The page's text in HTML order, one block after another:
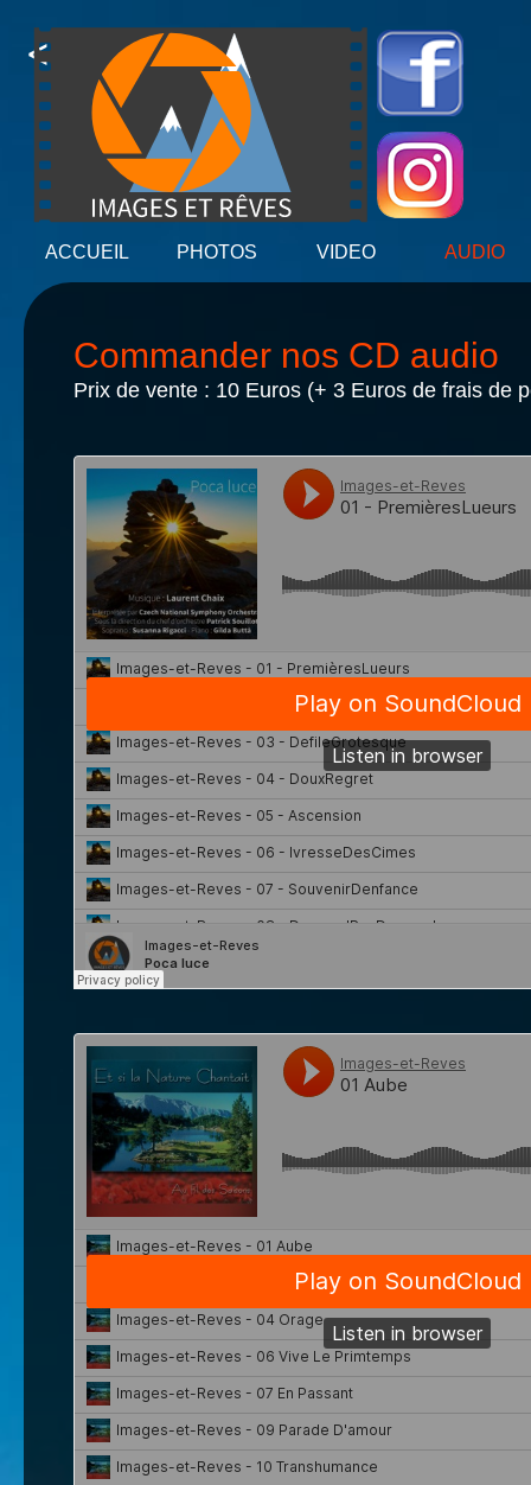
< >
ACCUEIL PHOTOS VIDEO AUDIO
Commander nos CD audio
Prix de vente : 10 Euros (+ 3 Euros de frais de